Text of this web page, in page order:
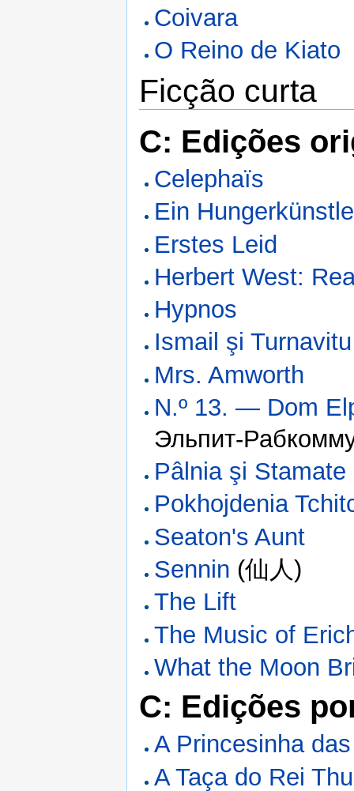
Coivara
O Reino de Kiato
Ficção curta
C: Edições
Celephaïs
Ein
Erstes Leid
Herbert West:
Hypnos
Ismail şi Turnavitu
Mrs. Amworth
N.º 13. — Dom
Эльпит-
Pâlnia şi Stamate
Pokhojdenia
Seaton's Aunt
Sennin (仙人)
The Lift
The Music of
What the Moon
C: Edições
A Princesinha
A Taça do Rei